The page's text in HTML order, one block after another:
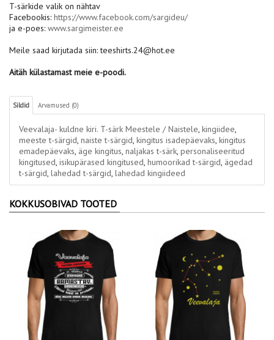
T-särkide valik on nähtav
Facebookis: https://www.facebook.com/sargideu/
ja e-poes: www.sargimeister.ee
Meile saad kirjutada siin: teeshirts.24@hot.ee
Aitäh külastamast meie e-poodi.
Sildid Arvamused (0)
Veevalaja- kuldne kiri. T-särk Meestele / Naistele, kingiidee,
meeste t-särgid, naiste t-särgid, kingitus isadepäevaks, kingitus
emadepäevaks, äge kingitus, naljakas t-särk, personaliseeritud
kingitused, isikupärased kingitused, humoorikad t-särgid, ägedad
t-särgid, lahedad t-särgid, lahedad kingiideed
KOKKUSOBIVAD TOOTED